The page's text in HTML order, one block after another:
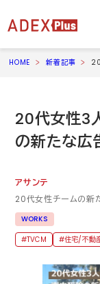
HOME 新着記事
20代女性3
の新たな広
アサンテ
20代女性チームの新
WORKS
TVCM
住宅/不動